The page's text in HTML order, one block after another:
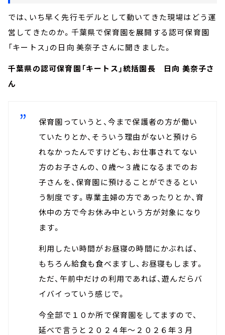
では、いち早く先行モデルとして動いてきた現場はどう運
営してきたのか。千葉県で保育園を展開する認可保育園
「キートス」の日向 美奈子さんに聞きました。
千葉県の認可保育園「キートス」統括園長 日向 美奈子さ
ん
保育園っていうと、今まで保護者の方が働い
ていたりとか、そういう理由がないと預けら
れなかったんですけども、お仕事されてない
方のお子さんの、０歳～３歳になるまでのお
子さんを、保育園に預けることができるとい
う制度です。専業主婦の方であったりとか、育
休中の方で今お休み中という方が対象になり
ます。
利用したい時間がお昼寝の時間にかぶれば、
もちろん給食も食べますし、お昼寝もします。
ただ、午前中だけの利用であれば、遊んだらバ
イバイっていう感じで。
今全部で１０か所で保育園をしてますので、
延べで言うと２０２４年～２０２６年３月